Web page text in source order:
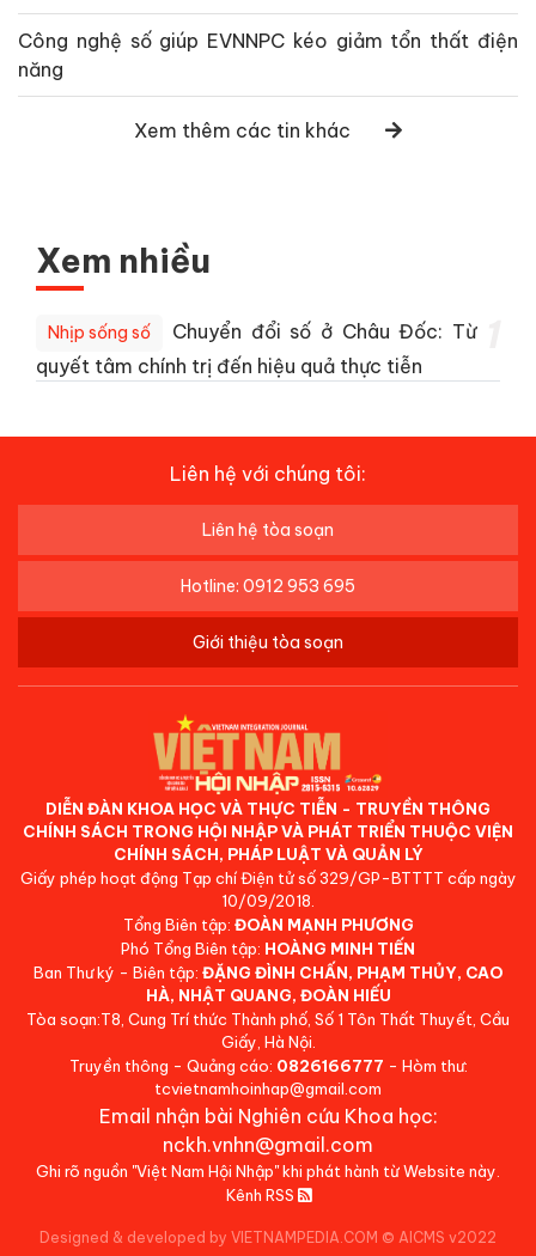
Công nghệ số giúp EVNNPC kéo giảm tổn thất điện
năng
Xem thêm các tin khác
Xem nhiều
Nhịp sống số
Chuyển đổi số ở Châu Đốc: Từ
quyết tâm chính trị đến hiệu quả thực tiễn
Liên hệ với chúng tôi:
Liên hệ tòa soạn
Hotline: 0912 953 695
Giới thiệu tòa soạn
DIỄN ĐÀN KHOA HỌC VÀ THỰC TIỄN - TRUYỀN THÔNG
CHÍNH SÁCH TRONG HỘI NHẬP VÀ PHÁT TRIỂN THUỘC VIỆN
CHÍNH SÁCH, PHÁP LUẬT VÀ QUẢN LÝ
Giấy phép hoạt động Tạp chí Điện tử số 329/GP-BTTTT cấp ngày
10/09/2018.
Tổng Biên tập: ĐOÀN MẠNH PHƯƠNG
Phó Tổng Biên tập: HOÀNG MINH TIẾN
Ban Thư ký - Biên tập: ĐẶNG ĐÌNH CHẤN, PHẠM THỦY, CAO
HÀ, NHẬT QUANG, ĐOÀN HIẾU
Tòa soạn:T8, Cung Trí thức Thành phố, Số 1 Tôn Thất Thuyết, Cầu
Giấy, Hà Nội.
Truyền thông - Quảng cáo: 0826166777 - Hòm thư:
tcvietnamhoinhap@gmail.com
Email nhận bài Nghiên cứu Khoa học:
nckh.vnhn@gmail.com
Ghi rõ nguồn "Việt Nam Hội Nhập" khi phát hành từ Website này.
Kênh RSS
Designed & developed by VIETNAMPEDIA.COM © AICMS v2022